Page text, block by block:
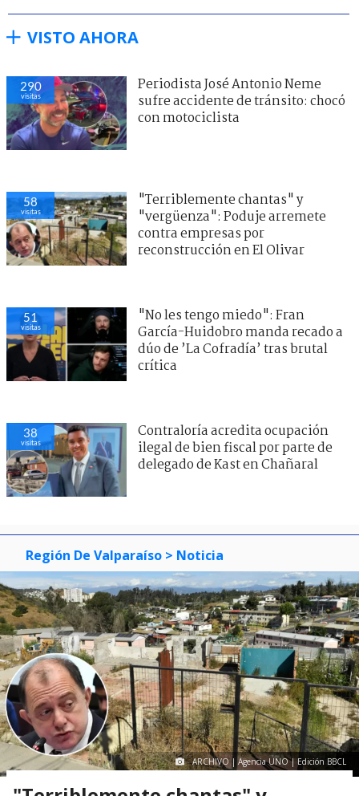
VISTO AHORA
290
visitas
Periodista José Antonio Neme
sufre accidente de tránsito: chocó
con motociclista
58
visitas
"Terriblemente chantas" y
"vergüenza": Poduje arremete
contra empresas por
reconstrucción en El Olivar
51
visitas
"No les tengo miedo": Fran
García-Huidobro manda recado a
dúo de ’La Cofradía’ tras brutal
crítica
38
visitas
Contraloría acredita ocupación
ilegal de bien fiscal por parte de
delegado de Kast en Chañaral
Región De Valparaíso > Noticia
ARCHIVO | Agencia UNO | Edición BBCL